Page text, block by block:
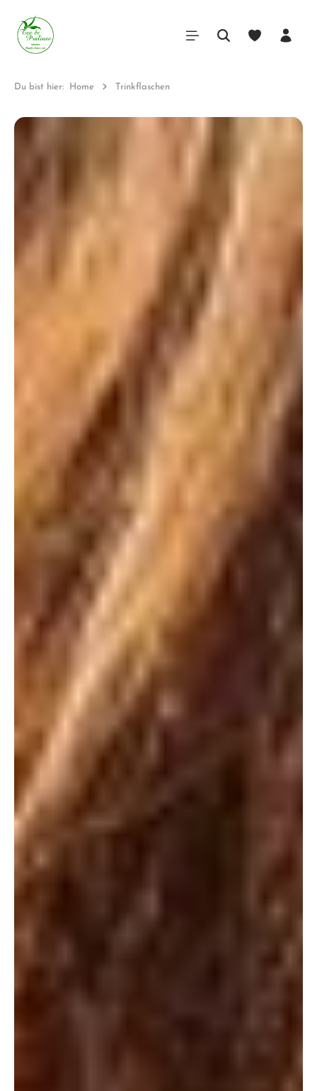
Du bist hier: Home Trinkflaschen